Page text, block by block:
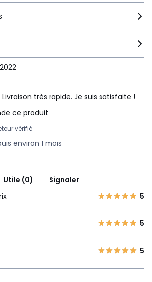
très rapide. Je suis satisfaite !
ce produit
vérifié
environ 1 mois
Utile (0)
Signaler
5
5
5